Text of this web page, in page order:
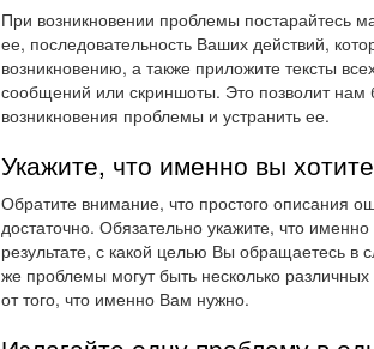
При возникновении проблемы постарайтесь
ее, последовательность Ваших действий,
возникновению, а также приложите тексты
сообщений или скриншоты. Это позволит нам
возникновения проблемы и устранить ее.
Укажите, что именно вы
Обратите внимание, что простого описания
достаточно. Обязательно укажите, что
результате, с какой целью Вы обращаетесь в
же проблемы могут быть несколько
от того, что именно Вам нужно.